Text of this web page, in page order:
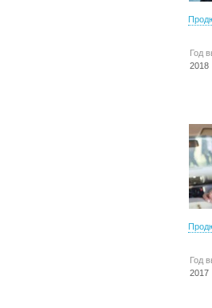
Год
2018
Год
2017